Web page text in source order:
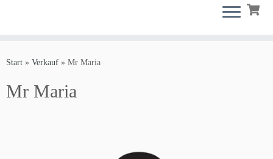
Inhalt
Start » Verkauf » Mr Maria
Mr Maria